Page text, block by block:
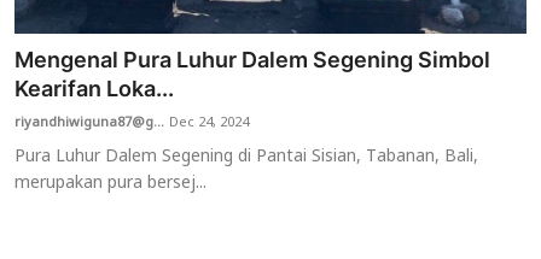
Mengenal Pura Luhur Dalem Segening Simbol
Kearifan Loka...
riyandhiwiguna87@g... Dec 24, 2024
Pura Luhur Dalem Segening di Pantai Sisian, Tabanan, Bali,
merupakan pura bersej...